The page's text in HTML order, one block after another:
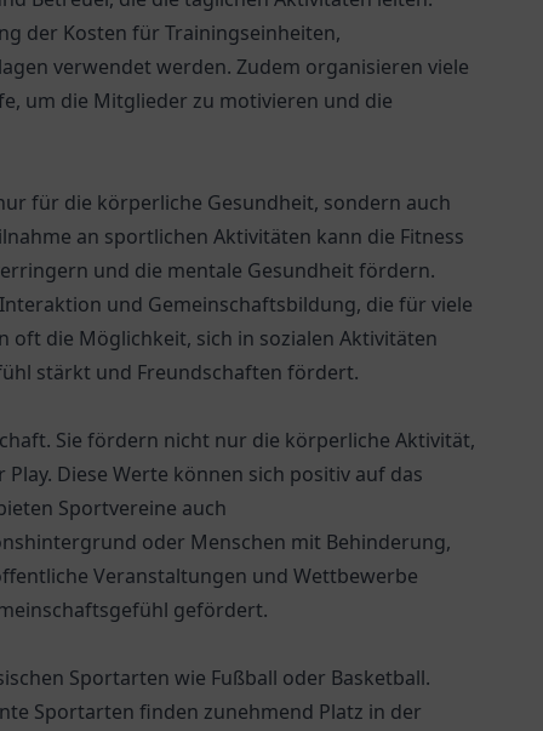
der Kosten für Trainingseinheiten,
verwendet werden. Zudem organisieren viele
um die Mitglieder zu motivieren und die
für die körperliche Gesundheit, sondern auch
an sportlichen Aktivitäten kann die Fitness
und die mentale Gesundheit fördern.
und Gemeinschaftsbildung, die für viele
die Möglichkeit, sich in sozialen Aktivitäten
stärkt und Freundschaften fördert.
Sie fördern nicht nur die körperliche Aktivität,
Diese Werte können sich positiv auf das
Sportvereine auch
oder Menschen mit Behinderung,
Veranstaltungen und Wettbewerbe
gefördert.
Sportarten wie Fußball oder Basketball.
Sportarten finden zunehmend Platz in der